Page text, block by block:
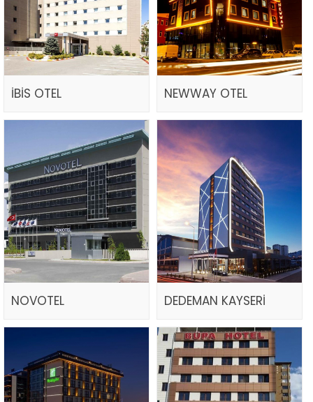
İBİS OTEL NEWWAY OTEL
NOVOTEL DEDEMAN KAYSERİ